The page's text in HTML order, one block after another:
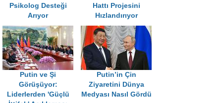
Psikolog Desteği
Arıyor
Hattı Projesini
Hızlandırıyor
Putin ve Şi
Görüşüyor:
Liderlerden 'Güçlü
Putin’in Çin
Ziyaretini Dünya
Medyası Nasıl Gördü